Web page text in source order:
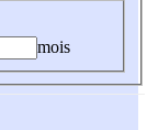
mois